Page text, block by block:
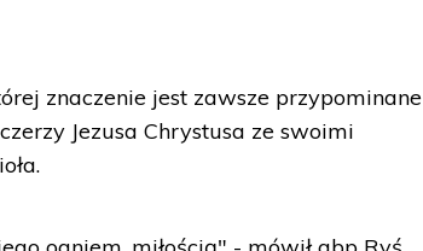
znaczenie jest zawsze przypominane
Jezusa Chrystusa ze swoimi